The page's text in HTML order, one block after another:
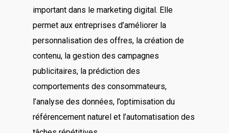
important dans le marketing digital. Elle
permet aux entreprises d’améliorer la
personnalisation des offres, la création de
contenu, la gestion des campagnes
publicitaires, la prédiction des
comportements des consommateurs,
l’analyse des données, l’optimisation du
référencement naturel et l’automatisation des